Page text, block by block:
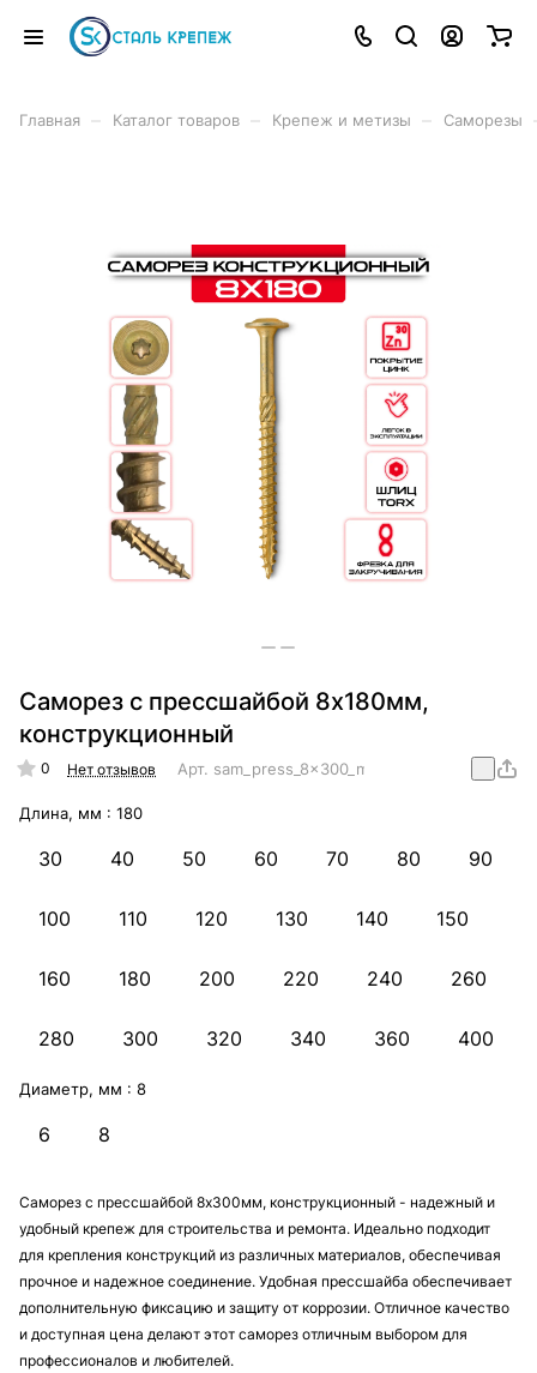
Главная Каталог товаров Крепеж и метизы Саморезы
Саморез с прессшайбой 8х180мм,
конструкционный
0 Нет отзывов Арт. sam_press_8x300_mm_konstr
Длина, мм : 180
30 40 50 60 70 80 90
100 110 120 130 140 150
160 180 200 220 240 260
280 300 320 340 360 400
Диаметр, мм : 8
6 8
Саморез с прессшайбой 8х300мм, конструкционный - надежный и
удобный крепеж для строительства и ремонта. Идеально подходит
для крепления конструкций из различных материалов, обеспечивая
прочное и надежное соединение. Удобная прессшайба обеспечивает
дополнительную фиксацию и защиту от коррозии. Отличное качество
и доступная цена делают этот саморез отличным выбором для
профессионалов и любителей.